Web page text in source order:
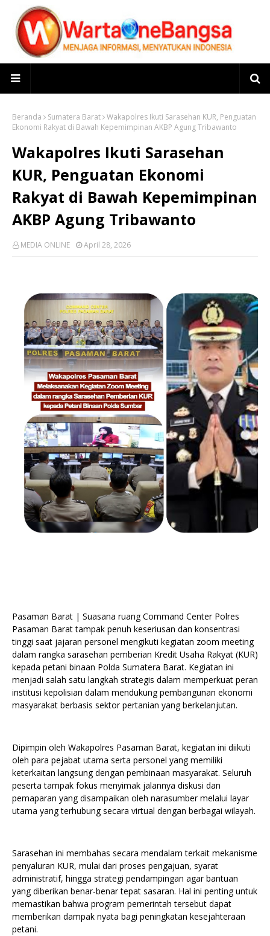
Beranda Sumatera Barat Wakapolres Ikuti Sarasehan KUR, Penguatan
Ekonomi Rakyat di Bawah Kepemimpinan AKBP Agung Tribawanto
Wakapolres Ikuti Sarasehan
KUR, Penguatan Ekonomi
Rakyat di Bawah Kepemimpinan
AKBP Agung Tribawanto
MEDIA ONLINE April 28, 2026
Pasaman Barat | Suasana ruang Command Center Polres
Pasaman Barat tampak penuh keseriusan dan konsentrasi
tinggi saat jajaran personel mengikuti kegiatan zoom meeting
dalam rangka sarasehan pemberian Kredit Usaha Rakyat (KUR)
kepada petani binaan Polda Sumatera Barat. Kegiatan ini
menjadi salah satu langkah strategis dalam memperkuat peran
institusi kepolisian dalam mendukung pembangunan ekonomi
masyarakat berbasis sektor pertanian yang berkelanjutan.
Dipimpin oleh Wakapolres Pasaman Barat, kegiatan ini diikuti
oleh para pejabat utama serta personel yang memiliki
keterkaitan langsung dengan pembinaan masyarakat. Seluruh
peserta tampak fokus menyimak jalannya diskusi dan
pemaparan yang disampaikan oleh narasumber melalui layar
utama yang terhubung secara virtual dengan berbagai wilayah.
Sarasehan ini membahas secara mendalam terkait mekanisme
penyaluran KUR, mulai dari proses pengajuan, syarat
administratif, hingga strategi pendampingan agar bantuan
yang diberikan benar-benar tepat sasaran. Hal ini penting untuk
memastikan bahwa program pemerintah tersebut dapat
memberikan dampak nyata bagi peningkatan kesejahteraan
petani.